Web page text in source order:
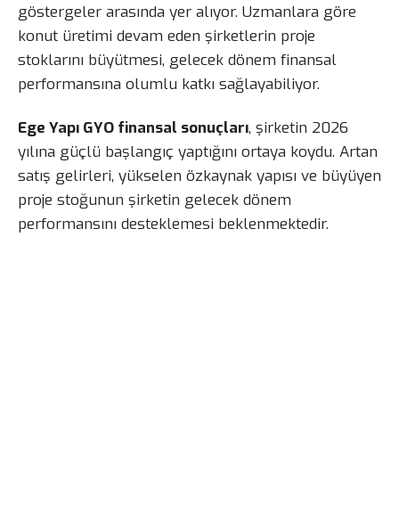
göstergeler arasında yer alıyor. Uzmanlara göre
konut üretimi devam eden şirketlerin proje
stoklarını büyütmesi, gelecek dönem finansal
performansına olumlu katkı sağlayabiliyor.
Ege Yapı GYO finansal sonuçları, şirketin 2026
yılına güçlü başlangıç yaptığını ortaya koydu. Artan
satış gelirleri, yükselen özkaynak yapısı ve büyüyen
proje stoğunun şirketin gelecek dönem
performansını desteklemesi beklenmektedir.